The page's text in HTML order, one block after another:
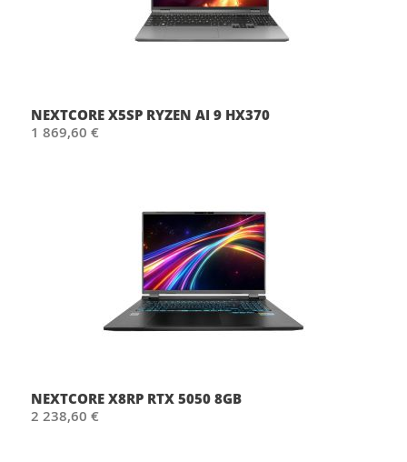
NEXTCORE X5SP RYZEN AI 9 HX370
1 869,60 €
NEXTCORE X8RP RTX 5050 8GB
2 238,60 €